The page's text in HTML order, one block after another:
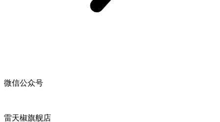
微信公众号
雷天椒旗舰店